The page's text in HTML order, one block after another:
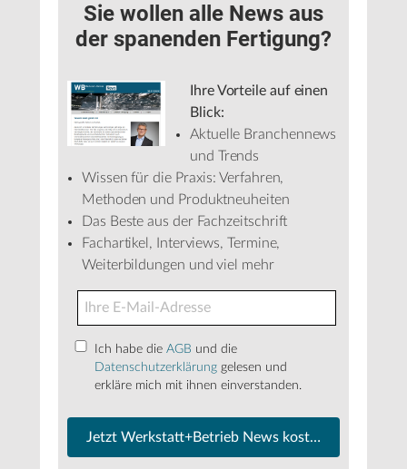
Sie wollen alle News aus
der spanenden Fertigung?
Ihre Vorteile auf einen
Blick:
Aktuelle Branchennews
und Trends
Wissen für die Praxis: Verfahren,
Methoden und Produktneuheiten
Das Beste aus der Fachzeitschrift
Fachartikel, Interviews, Termine,
Weiterbildungen und viel mehr
Ich habe die AGB und die
Datenschutzerklärung gelesen und
erkläre mich mit ihnen einverstanden.
Jetzt Werkstatt+Betrieb News kostenfrei